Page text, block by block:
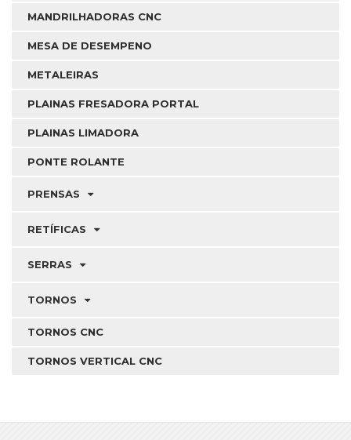
MANDRILHADORAS CNC
MESA DE DESEMPENO
METALEIRAS
PLAINAS FRESADORA PORTAL
PLAINAS LIMADORA
PONTE ROLANTE
PRENSAS
RETÍFICAS
SERRAS
TORNOS
TORNOS CNC
TORNOS VERTICAL CNC